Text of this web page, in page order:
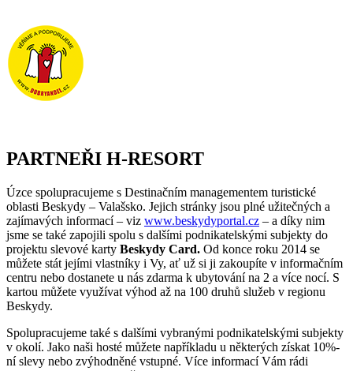
PARTNEŘI H-RESORT
Úzce spolupracujeme s Destinačním managementem turistické
oblasti Beskydy – Valašsko. Jejich stránky jsou plné užitečných a
zajímavých informací – viz www.beskydyportal.cz – a díky nim
jsme se také zapojili spolu s dalšími podnikatelskými subjekty do
projektu slevové karty Beskydy Card. Od konce roku 2014 se
můžete stát jejími vlastníky i Vy, ať už si ji zakoupíte v informačním
centru nebo dostanete u nás zdarma k ubytování na 2 a více nocí. S
kartou můžete využívat výhod až na 100 druhů služeb v regionu
Beskydy.
Spolupracujeme také s dalšími vybranými podnikatelskými subjekty
v okolí. Jako naši hosté můžete napříkladu u některých získat 10%-
ní slevy nebo zvýhodněné vstupné. Více informací Vám rádi